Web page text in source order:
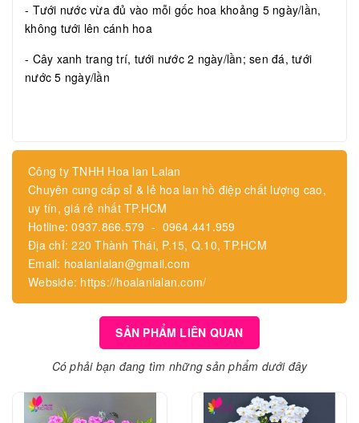
- Tưới nước vừa đủ vào mỗi gốc hoa khoảng 5 ngày/lần,
không tưới lên cánh hoa
- Cây xanh trang trí, tưới nước 2 ngày/lần; sen đá, tưới
nước 5 ngày/lần
Công ty TNHH Hoa lan Lalan
Chuyên cung cấp sỉ & lẻ hoa lan hồ điệp chất lượng cao,
uy tín, giá rẻ nhất TP.HCM
Hotline: 0937.866.579 - 0964.441.959
Địa chỉ: 220 Thành Thái, P.15, Q.10, TP.HCM
Email: hoalanlalan@gmail.com
Webside: https://hoalanlalan.com/
SẢN PHẨM LIÊN QUAN
Có phải bạn đang tìm những sản phẩm dưới đây